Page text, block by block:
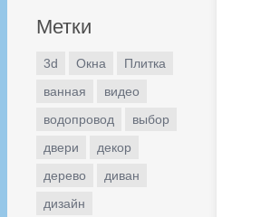
Метки
3d Окна
Плитка
ванная
видео
водопровод
выбор
двери
декор
дерево
диван
дизайн